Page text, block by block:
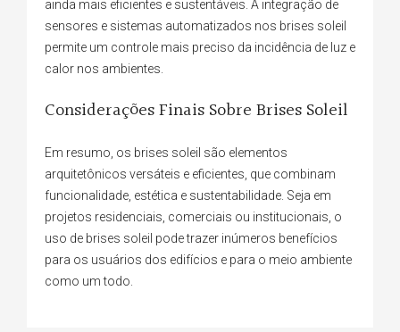
ainda mais eficientes e sustentáveis. A integração de
sensores e sistemas automatizados nos brises soleil
permite um controle mais preciso da incidência de luz e
calor nos ambientes.
Considerações Finais Sobre Brises Soleil
Em resumo, os brises soleil são elementos
arquitetônicos versáteis e eficientes, que combinam
funcionalidade, estética e sustentabilidade. Seja em
projetos residenciais, comerciais ou institucionais, o
uso de brises soleil pode trazer inúmeros benefícios
para os usuários dos edifícios e para o meio ambiente
como um todo.